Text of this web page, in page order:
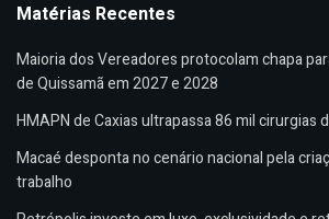
Matérias Recentes
Maioria dos Vereadores protocolam chapa
de Quissamã em 2027 e 2028
HMAPN de Caxias ultrapassa 86 mil cirurgias
Macaé desponta no cenário nacional pela
trabalho